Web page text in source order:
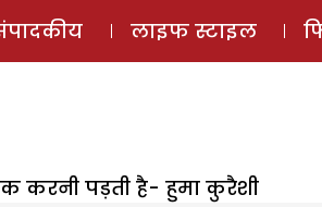
लाइफ स्टाइल
करनी पड़ती है- हुमा कुरैशी